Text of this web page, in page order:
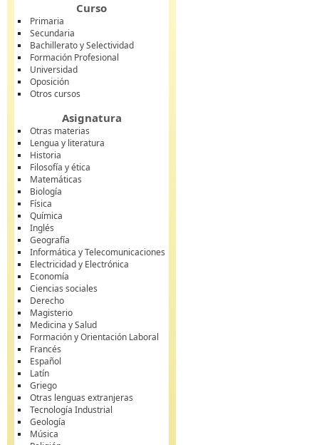
Curso
Primaria
Secundaria
Bachillerato y Selectividad
Formación Profesional
Universidad
Oposición
Otros cursos
Asignatura
Otras materias
Lengua y literatura
Historia
Filosofía y ética
Matemáticas
Biología
Física
Química
Inglés
Geografía
Informática y Telecomunicaciones
Electricidad y Electrónica
Economía
Ciencias sociales
Derecho
Magisterio
Medicina y Salud
Formación y Orientación Laboral
Francés
Español
Latín
Griego
Otras lenguas extranjeras
Tecnología Industrial
Geología
Música